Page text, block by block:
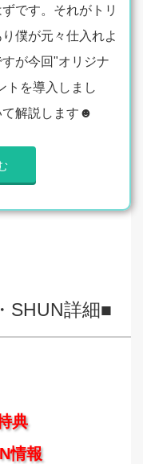
です。それがトリ
僕が元々仕入れよ
が今回"オリジナ
トを導入しまし
て解説します☻
SHUN詳細■
典
情報